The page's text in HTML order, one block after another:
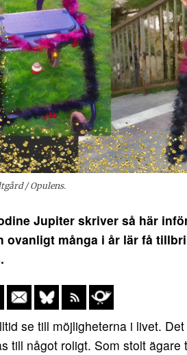
/ Opulens.
Jupiter skriver så här
ovanligt många i år lär få
se till möjligheterna i livet.
till något roligt. Som stolt ägare